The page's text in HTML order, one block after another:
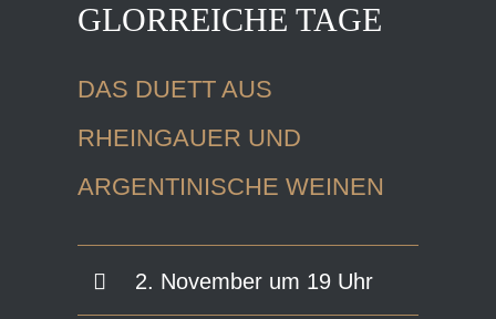
GLORREICHE TAGE
DAS DUETT AUS
RHEINGAUER UND
ARGENTINISCHE WEINEN
2. November um 19 Uhr